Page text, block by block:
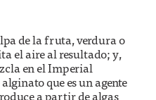
de la fruta, verdura o
el aire al resultado; y,
en el Imperial
que es un agente
a partir de algas